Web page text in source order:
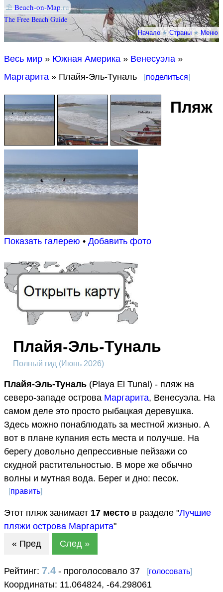
⛱ Beach-on-Map.ru
The Free Beach Guide
Начало★Страны★Меню
Весь мир » Южная Америка » Венесуэла »
Маргарита » Плайя-Эль-Туналь [поделиться]
Показать галерею • Добавить фото
Пляж
Плайя-Эль-Туналь
Полный гид (Июнь 2026)
Плайя-Эль-Туналь (Playa El Tunal) - пляж на
северо-западе острова Маргарита, Венесуэла. На
самом деле это просто рыбацкая деревушка.
Здесь можно понаблюдать за местной жизнью. А
вот в плане купания есть места и получше. На
берегу довольно депрессивные пейзажи со
скудной растительностью. В море же обычно
волны и мутная вода. Берег и дно: песок.
[править]
Этот пляж занимает 17 место в разделе "Лучшие
пляжи острова Маргарита"
« Пред
След »
Рейтинг: 7.4 - проголосовало 37 [голосовать]
Координаты: 11.064824, -64.298061